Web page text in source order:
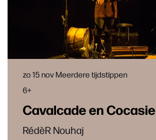
Cavalcade en Cocasie
RédèR Nouhaj
6+
zo 15 novMeerdere tijdstippen